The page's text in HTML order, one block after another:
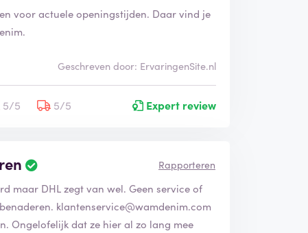
voor actuele openingstijden. Daar vind je
Geschreven door: ErvaringenSite.nl
5/5 5/5 Expert review
Rapporteren
maar DHL zegt van wel. Geen service of
klantenservice@wamdenim.com
Ongelofelijk dat ze hier al zo lang mee